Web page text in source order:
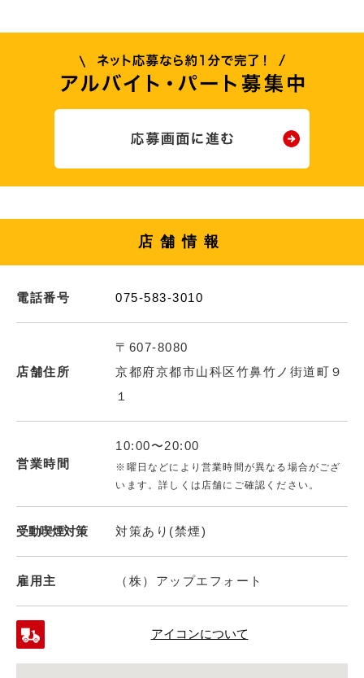
店舗情報
電話番号 075-583-3010
店舗住所
〒607-8080
京都府京都市山科区竹鼻竹ノ街道町９
１
営業時間
10:00〜20:00
※曜日などにより営業時間が異なる場合がござ
います。詳しくは店舗にご確認ください。
受動喫煙対策 対策あり(禁煙)
雇用主 （株）アップエフォート
アイコンについて